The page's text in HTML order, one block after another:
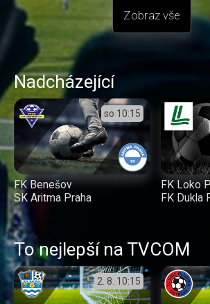
Zobraz vše
Nadcházející
so 10:15
FK Benešov
SK Aritma Praha
FK Loko
FK Dukla
To nejlepší na TVCOM
2. 8. 10:15